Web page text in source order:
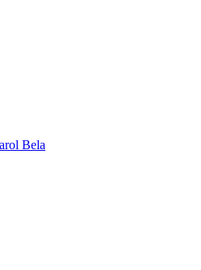
Bela